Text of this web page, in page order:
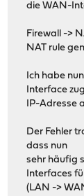
die WAN-
Firewall ->
NAT rule
Ich habe
Interface
IP-Adresse
Der Fehler
dass nun
sehr häufig
Interfaces
(LAN ->